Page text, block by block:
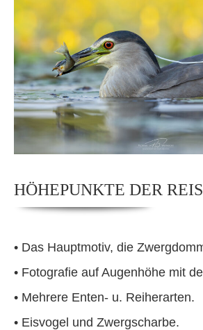
HÖHEPUNKTE DER
• Das Hauptmotiv, die
• Fotografie auf Augenhöhe mit
• Mehrere Enten- u. Reiherarten.
• Eisvogel und Zwergscharbe.